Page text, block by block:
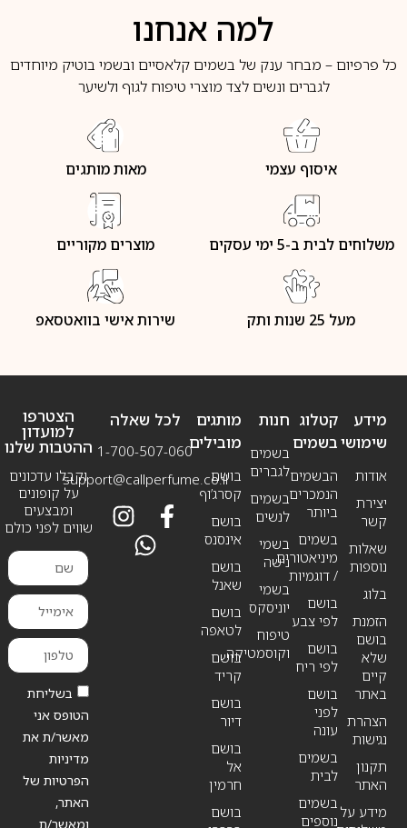
למה אנחנו
כל פרפיום – מבחר ענק של בשמים קלאסיים ובשמי בוטיק מיוחדים
לגברים ונשים לצד מוצרי טיפוח לגוף ולשיער
איסוף עצמי מאות מותגים
משלוחים לבית ב-5 ימי עסקים מוצרים מקוריים
מעל 25 שנות ותק שירות אישי בוואטסאפ
מידע
שימושי
אודות
יצירת
קשר
שאלות
נוספות
בלוג
הזמנת
בושם
שלא
קיים
באתר
הצהרת
נגישות
תקנון
האתר
מידע על
חנות
בשמים
לגברים
בשמים
לנשים
בשמי
נישה
בשמי
יוניסקס
טיפוח
וקוסמטיקה
קטלוג
בשמים
הבשמים
הנמכרים
ביותר
בשמים
מיניאטורים
/ דוגמיות
בושם
לפי צבע
בושם
לפי ריח
בושם
לפני
עונה
בשמים
לבית
בשמים
נוספים
מותגים
מובילים
בושם
קסרג’וף
בושם
אינסנס
בושם
שאנל
בושם
לטאפה
בושם
קריד
בושם
דיור
בושם
אל
חרמין
בושם
לכל שאלה
1-700-507-060
support@callperfume.co.il
הצטרפו
למועדון
ההטבות שלנו
וקבלו עדכונים
על קופונים
ומבצעים
שווים לפני כולם
בשליחת
הטופס אני
מאשר/ת את
מדיניות
הפרטיות של
האתר,
ומאשר/ת